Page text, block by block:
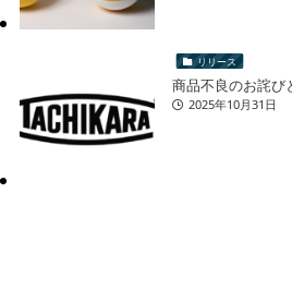
リリース
商品不良のお詫び
2025年10月31日